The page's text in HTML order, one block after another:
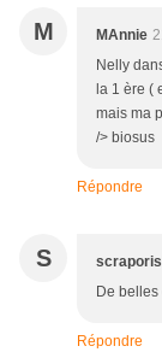
M MAnnie
Nelly
la 1 ère (
mais ma
/> biosus
Répondre
S
De
Répondre